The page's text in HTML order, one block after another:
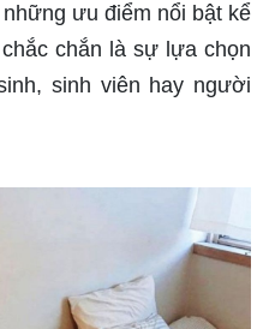
ưu điểm nổi bật kể
chắn là sự lựa chọn
sinh viên hay người